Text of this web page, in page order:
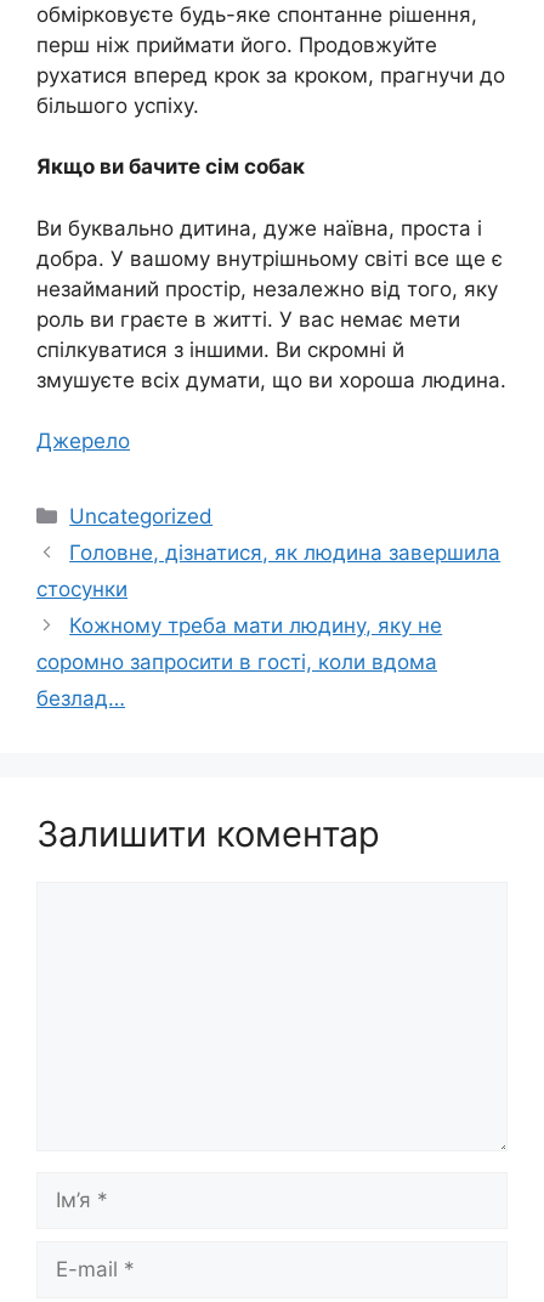
обмірковуєте будь-яке спонтанне рішення,
перш ніж приймати його. Продовжуйте
рухатися вперед крок за кроком, прагнучи до
більшого успіху.
Якщо ви бачите сім собак
Ви буквально дитина, дуже наївна, проста і
добра. У вашому внутрішньому світі все ще є
незайманий простір, незалежно від того, яку
роль ви граєте в житті. У вас немає мети
спілкуватися з іншими. Ви скромні й
змушуєте всіх думати, що ви хороша людина.
Джерело
Категорії
Uncategorized
Головне, дізнатися, як людина завершила
стосунки
Кожному треба мати людину, яку не
соромно запросити в гості, коли вдома
безлад…
Залишити коментар
Ім’я